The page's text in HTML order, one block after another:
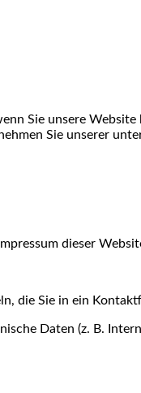
Sie unsere
Sie unserer
dieser
die Sie in ein
Daten (z. B.